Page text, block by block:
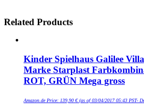
Related Products
Kinder Spielhaus Galilee
Marke Starplast
ROT, GRÜN Mega gross
Amazon.de Price: 139,90 €(as of 03/04/2017 05:43 PST-